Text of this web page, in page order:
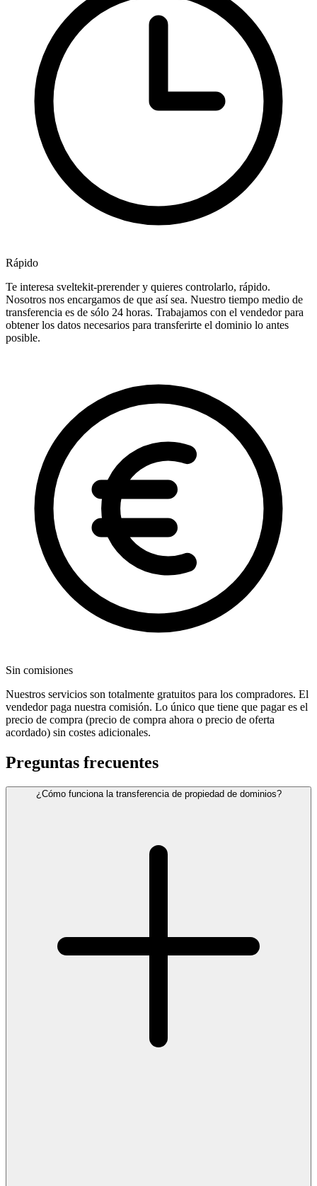
Rápido
Te interesa sveltekit-prerender y quieres controlarlo, rápido.
Nosotros nos encargamos de que así sea. Nuestro tiempo medio de
transferencia es de sólo 24 horas. Trabajamos con el vendedor para
obtener los datos necesarios para transferirte el dominio lo antes
posible.
Sin comisiones
Nuestros servicios son totalmente gratuitos para los compradores. El
vendedor paga nuestra comisión. Lo único que tiene que pagar es el
precio de compra (precio de compra ahora o precio de oferta
acordado) sin costes adicionales.
Preguntas frecuentes
¿Cómo funciona la transferencia de propiedad de dominios?